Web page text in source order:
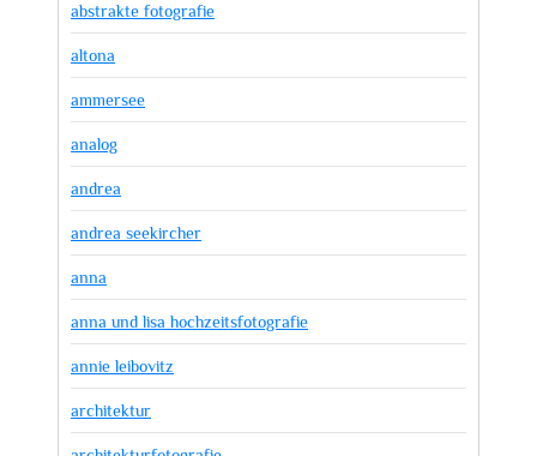
abstrakte fotografie
altona
ammersee
analog
andrea
andrea seekircher
anna
anna und lisa hochzeitsfotografie
annie leibovitz
architektur